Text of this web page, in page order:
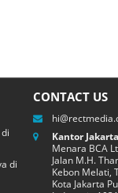
di
CONTACT US
Kantor Jakarta
Menara BCA
Jalan M.H.
Kebon Melati,
Kota Jakarta